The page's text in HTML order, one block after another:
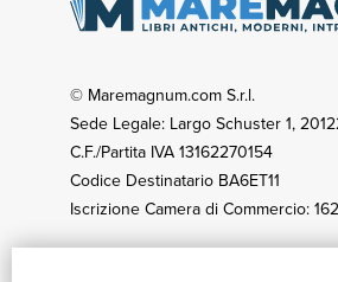
© Maremagnum.com S.r.l.
Sede Legale: Largo Schuster 1,
C.F./Partita IVA 13162270154
Codice Destinatario BA6ET11
Iscrizione Camera di Commercio: